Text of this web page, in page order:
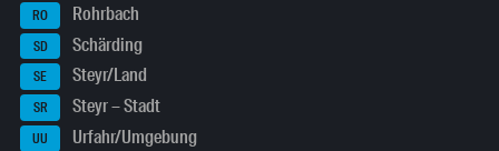
RO Rohrbach
SD Schärding
SE Steyr/Land
SR Steyr – Stadt
UU Urfahr/Umgebung